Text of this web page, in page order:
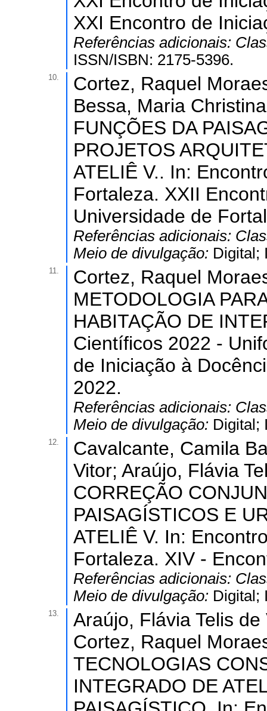
XXI Encontro de
Referências adicionais:
ISSN/ISBN: 2175-5396.
10.
Cortez, Raquel
Bessa, Maria
FUNÇÕES DA
PROJETOS
ATELIÊ V.. In:
Fortaleza. XXII
Universidade de
Referências adicionais:
Meio de divulgação: Digital;
11.
Cortez, Raquel
METODOLOGIA
HABITAÇÃO DE
Científicos 2022 -
de Iniciação à
2022.
Referências adicionais:
Meio de divulgação: Digital;
12.
Cavalcante, Camila
Vitor; Araújo, Flávia
CORREÇÃO
PAISAGÍSTICOS E
ATELIÊ V. In:
Fortaleza. XIV -
Referências adicionais:
Meio de divulgação: Digital;
13.
Araújo, Flávia Telis
Cortez, Raquel
TECNOLOGIAS
INTEGRADO DE